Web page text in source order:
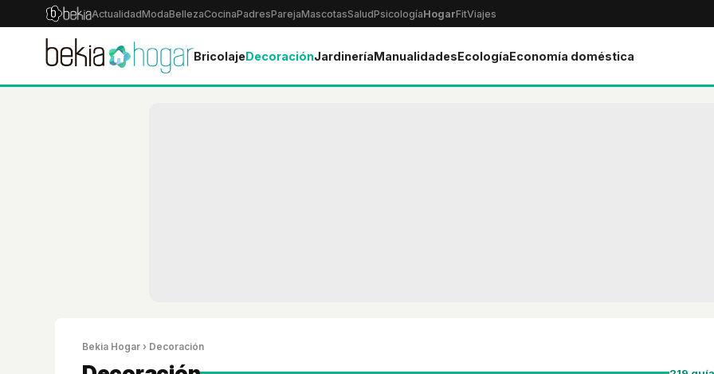
ActualidadModaBellezaCocinaPadresParejaMascotasSaludPsicologíaHogarFitViajes
BricolajeDecoraciónJardineríaManualidadesEcologíaEconomía doméstica
Bekia Hogar › Decoración